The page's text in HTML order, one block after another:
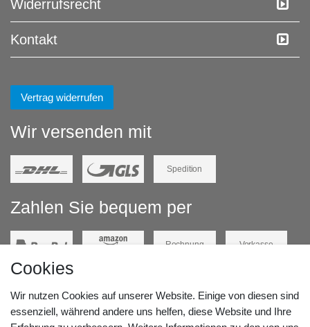
Widerrufs­recht
Kontakt
Vertrag widerrufen
Wir versenden mit
Spedition
Zahlen Sie bequem per
Rechnung Vorkasse
Unsere Lageradresse:
Cookies
Wir nutzen Cookies auf unserer Website. Einige von diesen sind
essenziell, während andere uns helfen, diese Website und Ihre